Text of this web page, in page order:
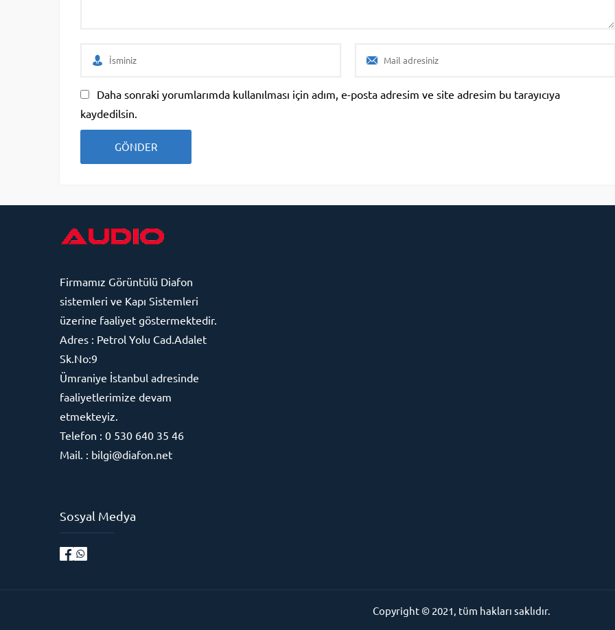
Daha sonraki yorumlarımda kullanılması için adım, e-posta adresim ve site adresim bu tarayıcıya
kaydedilsin.
Firmamız Görüntülü Diafon
sistemleri ve Kapı Sistemleri
üzerine faaliyet göstermektedir.
Adres : Petrol Yolu Cad.Adalet
Sk.No:9
Ümraniye İstanbul adresinde
faaliyetlerimize devam
etmekteyiz.
Telefon : 0 530 640 35 46
Mail. : bilgi@diafon.net
Sosyal Medya
Copyright © 2021, tüm hakları saklıdır.